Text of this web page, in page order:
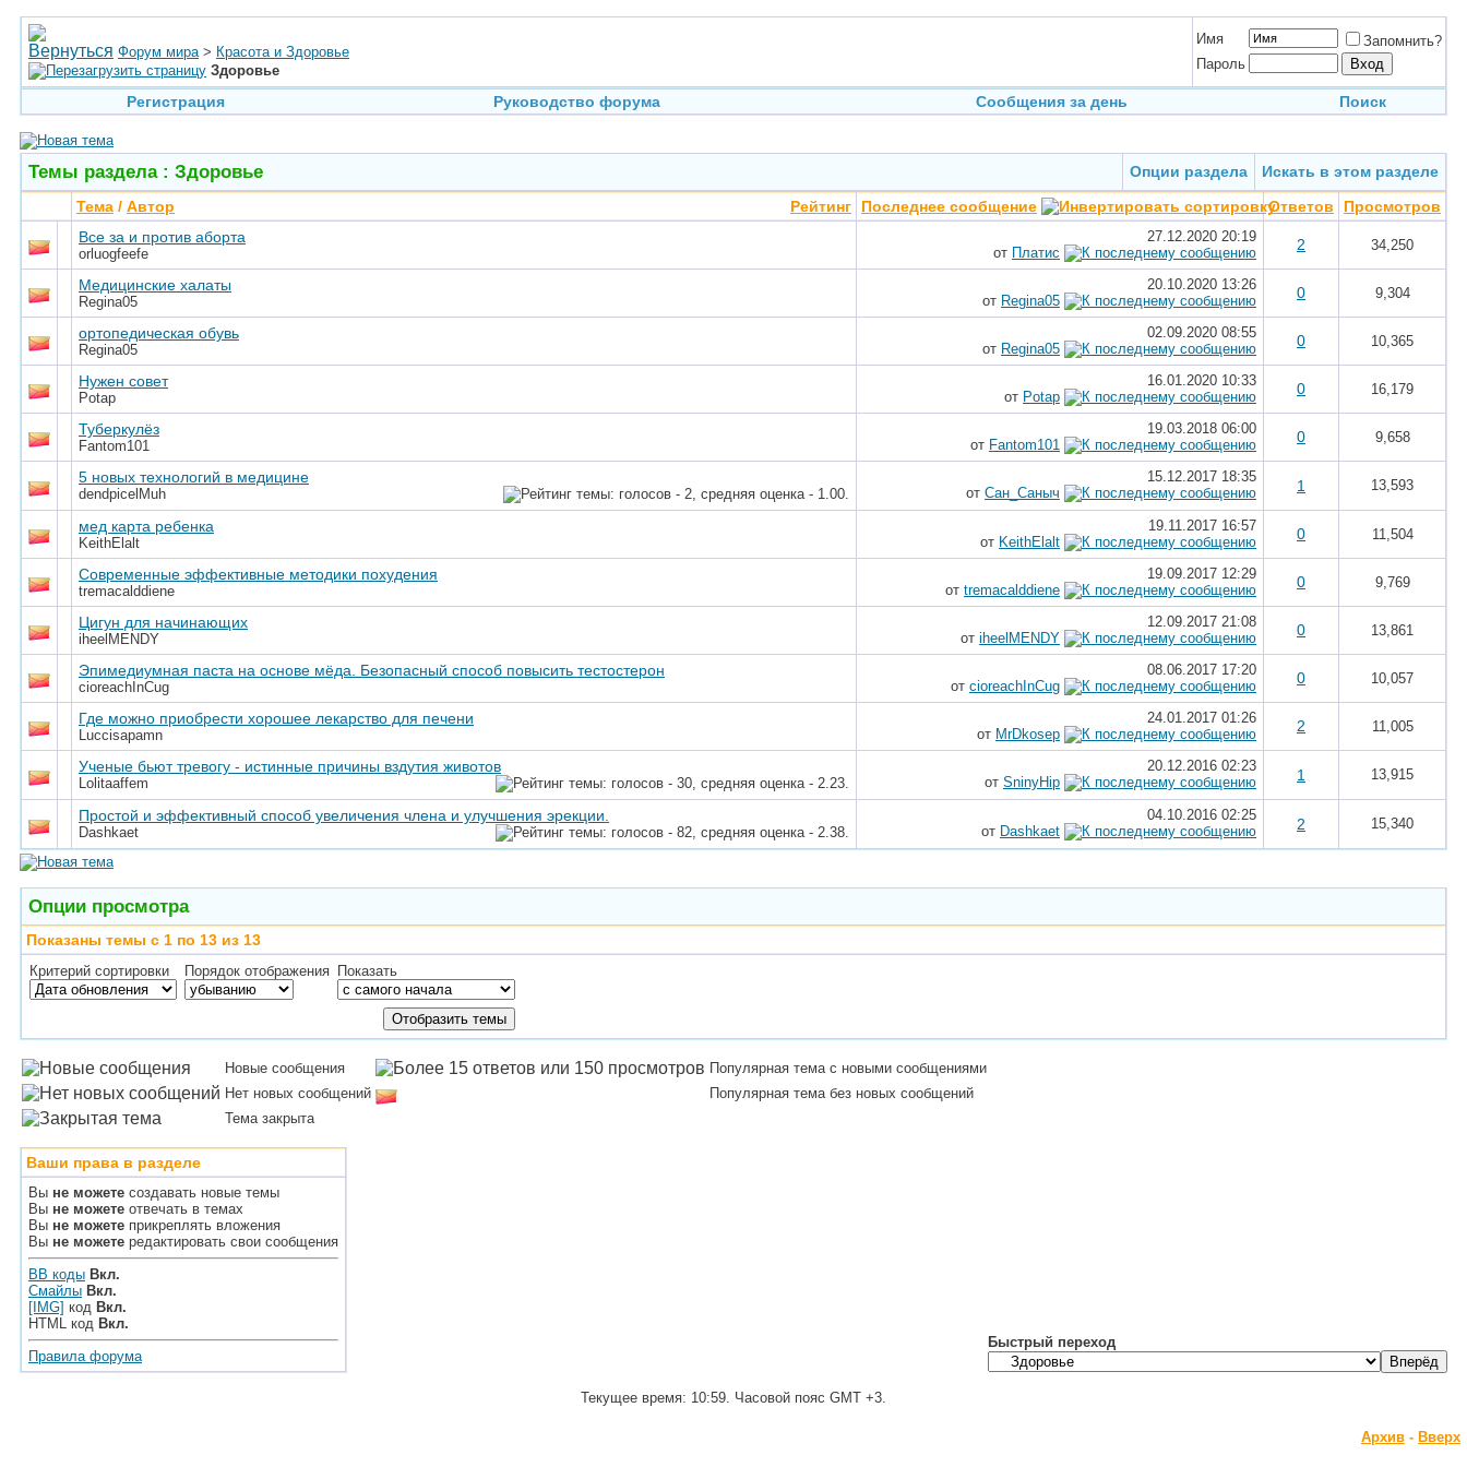
Форум мира > Красота и Здоровье
Здоровье
Имя
Запомнить?
Пароль
Регистрация Руководство форума Сообщения за день Поиск
Темы раздела: Здоровье Опции раздела
Искать в этом разделе
Рейтинг
Тема / Автор Последнее сообщение Ответов
Просмотров
Все за и против аборта
orluogfeefe
27.12.2020 20:19
от Платис 2 34,250
Медицинские халаты
Regina05
20.10.2020 13:26
от Regina05 0 9,304
ортопедическая обувь
Regina05
02.09.2020 08:55
от Regina05 0 10,365
Нужен совет
Potap
16.01.2020 10:33
от Potap 0 16,179
Туберкулёз
Fantom101
19.03.2018 06:00
от Fantom101 0 9,658
5 новых технологий в медицине
dendpicelMuh
15.12.2017 18:35
от Сан_Саныч 1 13,593
мед карта ребенка
KeithElalt
19.11.2017 16:57
от KeithElalt 0 11,504
Современные эффективные методики похудения
tremacalddiene
19.09.2017 12:29
от tremacalddiene 0 9,769
Цигун для начинающих
iheelMENDY
12.09.2017 21:08
от iheelMENDY 0 13,861
Эпимедиумная паста на основе мёда. Безопасный способ повысить тестостерон
cioreachInCug
08.06.2017 17:20
от cioreachInCug 0 10,057
Где можно приобрести хорошее лекарство для печени
Luccisapamn
24.01.2017 01:26
от MrDkosep 2 11,005
Ученые бьют тревогу - истинные причины вздутия животов
Lolitaaffem
20.12.2016 02:23
от SninyHip 1 13,915
Простой и эффективный способ увеличения члена и улучшения эрекции.
Dashkaet
04.10.2016 02:25
от Dashkaet 2 15,340
Опции просмотра
Показаны темы с 1 по 13 из 13
Критерий сортировки Порядок отображения Показать
Новые сообщения
Популярная тема с новыми сообщениями
Нет новых сообщений
Популярная тема без новых сообщений
Тема закрыта
Ваши права в разделе
Вы не можете создавать новые темы
Вы не можете отвечать в темах
Вы не можете прикреплять вложения
Вы не можете редактировать свои сообщения
BB коды Вкл.
Смайлы Вкл.
[IMG] код Вкл.
HTML код Вкл.
Правила форума
Быстрый переход
Текущее время: 10:59. Часовой пояс GMT +3.
Архив - Вверх